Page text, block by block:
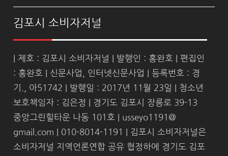
김포시 소비자저널
| 제호 : 김포시 소비자저널 | 발행인 : 홍완호 | 편집인
: 홍완호 | 신문사업, 인터넷신문사업 | 등록번호 : 경
기., 아51742 | 발행일 : 2017년 11월 23일 | 청소년
보호책임자 : 김은정 | 경기도 김포시 장릉로 39-13
중앙그린힐타운 나동 101호 | usseyo1191@
gmail.com | 010-8014-1191 | 김포시 소비자저널은
소비자저널 지역언론연합 공유 협정하에 경기도 김포